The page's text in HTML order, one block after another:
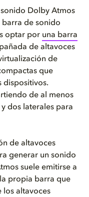
Dolby Atmos
barra de sonido
optar por una barra
de altavoces
de
que
dispositivos.
de al menos
dos laterales para
de altavoces
generar un sonido
suele emitirse a
propia barra que
los altavoces